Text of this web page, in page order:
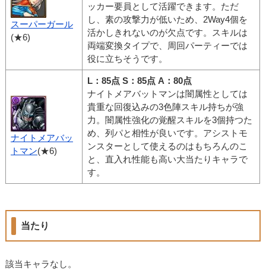
スーパーガール
(★6)
ッカー要員として活躍できます。ただ
し、素の攻撃力が低いため、2Way4個を
活かしきれないのが欠点です。スキルは
両端変換タイプで、周回パーティーでは
役に立ちそうです。
ナイトメアバッ
トマン(★6)
L：85点 S：85点 A：80点
ナイトメアバットマンは闇属性としては
貴重な回復込みの3色陣スキル持ちが強
力。闇属性強化の覚醒スキルを3個持つた
め、列パと相性が良いです。アシストモ
ンスターとして使えるのはもちろんのこ
と、直入れ性能も高い大当たりキャラで
す。
当たり
該当キャラなし。